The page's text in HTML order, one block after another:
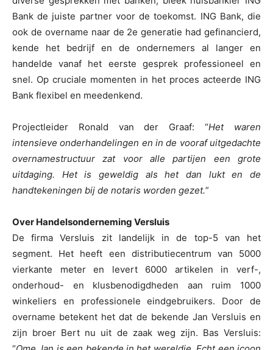
Bank de juiste partner voor de toekomst. ING Bank, die
ook de overname naar de 2e generatie had gefinancierd,
kende het bedrijf en de ondernemers al langer en
handelde vanaf het eerste gesprek professioneel en
snel. Op cruciale momenten in het proces acteerde ING
Bank flexibel en meedenkend.
Projectleider Ronald van der Graaf: “Het waren
intensieve onderhandelingen en in de vooraf uitgedachte
overnamestructuur zat voor alle partijen een grote
uitdaging. Het is geweldig als het dan lukt en de
handtekeningen bij de notaris worden gezet.”
Over Handelsonderneming Versluis
De firma Versluis zit landelijk in de top-5 van het
segment. Het heeft een distributiecentrum van 5000
vierkante meter en levert 6000 artikelen in verf-,
onderhoud- en klusbenodigdheden aan ruim 1000
winkeliers en professionele eindgebruikers. Door de
overname betekent het dat de bekende Jan Versluis en
zijn broer Bert nu uit de zaak weg zijn. Bas Versluis: